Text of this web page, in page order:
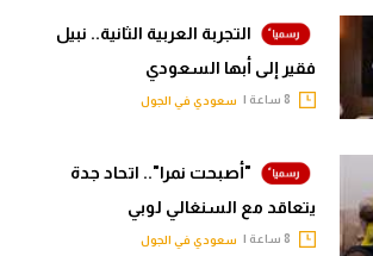
التجربة العربية الثانية.. نبيل
فقير إلى أبها السعودي
سعودي في الجول
"أصبحت نمرا".. اتحاد جدة
يتعاقد مع السنغالي لوبي
سعودي في الجول